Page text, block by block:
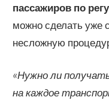
пассажиров по
можно сделать уже
несложную
«Нужно ли
на каждое